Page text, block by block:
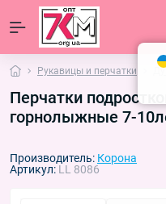
Рукавицы и перчатки
Перчатки
горнолыжные 7-
Производитель: Корона
Артикул: LL 8086